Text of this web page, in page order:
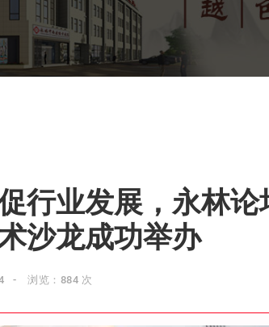
行业发展，永林论
沙龙成功举办
浏览：884 次